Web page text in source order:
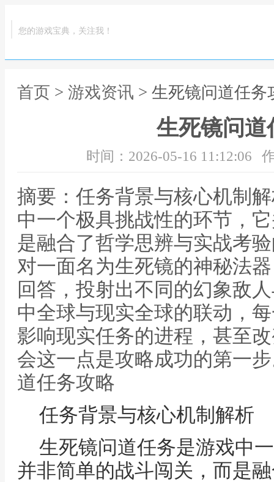
您的游戏宝典，关注我！
首页 > 游戏资讯 > 生死镜问道任务
生死镜问道
时间：2026-05-16 11:12:06
摘要：任务背景与核心机制
中一个极具挑战性的环节，
是融合了哲学思辨与实战考
对一面名为生死镜的神秘法
回答，投射出不同的幻象敌
中全球与现实全球的联动，
影响现实任务的进程，甚至
会这一点是攻略成功的第一
道任务攻略
任务背景与核心机制解析
生死镜问道任务是游戏中
并非简单的战斗闯关，而是